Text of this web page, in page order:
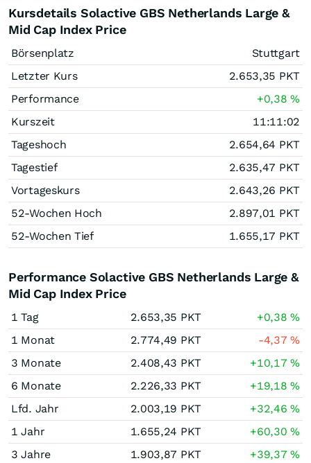
Kursdetails Solactive GBS Netherlands Large &
Mid Cap Index Price
Börsenplatz
Stuttgart
Letzter Kurs
2.653,35 PKT
Performance
+0,38%
Kurszeit
11:11:02
Tageshoch
2.654,64 PKT
Tagestief
2.635,47 PKT
Vortageskurs
2.643,26 PKT
52-Wochen Hoch
2.897,01 PKT
52-Wochen Tief
1.655,17 PKT
Performance Solactive GBS Netherlands Large &
Mid Cap Index Price
1 Tag 2.653,35 PKT +0,38%
1 Monat
2.774,49 PKT -4,37%
3 Monate
2.408,43 PKT +10,17%
6 Monate
2.226,33 PKT +19,18%
Lfd. Jahr
2.003,19 PKT +32,46%
1 Jahr
1.655,24 PKT +60,30%
3 Jahre
1.903,87 PKT +39,37%